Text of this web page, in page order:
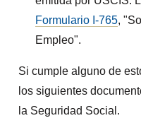
Formulario I-765,
Empleo".
Si cumple alguno de
los siguientes
la Seguridad Social.